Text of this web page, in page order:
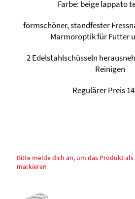
Farbe: beige lappato
formschöner, standfester
Marmoroptik für Futter
2 Edelstahlschüsseln
Reinigen
Regulärer Preis
Bitte melde dich an, um das Produkt
markieren